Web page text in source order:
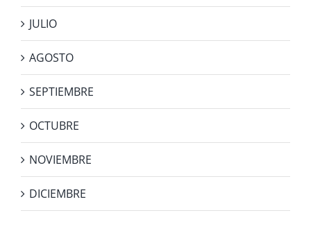
JULIO
AGOSTO
SEPTIEMBRE
OCTUBRE
NOVIEMBRE
DICIEMBRE